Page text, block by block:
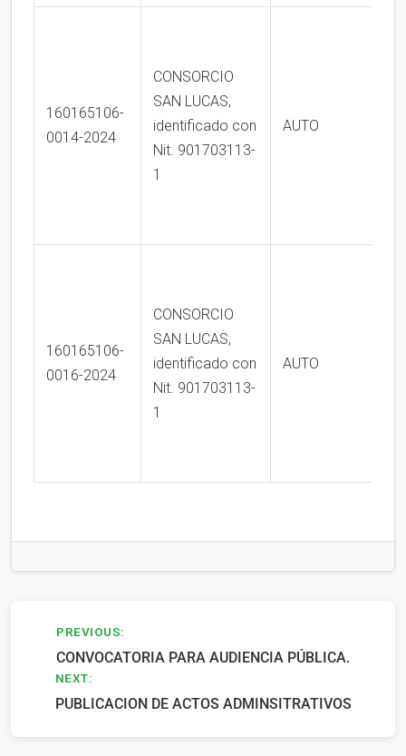
160165106-
0014-2024
CONSORCIO
SAN LUCAS,
identificado con
Nit. 901703113-
1
AUTO
160165106-
0016-2024
CONSORCIO
SAN LUCAS,
identificado con
Nit. 901703113-
1
AUTO
Navegación
entradas
PREVIOUS:
CONVOCATORIA PARA AUDIENCIA PÚBLICA.
NEXT:
PUBLICACION DE ACTOS ADMINSITRATIVOS